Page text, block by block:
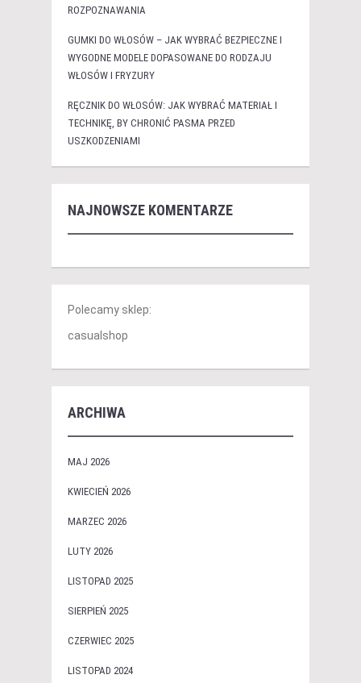
ROZPOZNAWANIA
GUMKI DO WŁOSÓW – JAK WYBRAĆ BEZPIECZNE I
WYGODNE MODELE DOPASOWANE DO RODZAJU
WŁOSÓW I FRYZURY
RĘCZNIK DO WŁOSÓW: JAK WYBRAĆ MATERIAŁ I
TECHNIKĘ, BY CHRONIĆ PASMA PRZED
USZKODZENIAMI
NAJNOWSZE KOMENTARZE
Polecamy sklep:
casualshop
ARCHIWA
MAJ 2026
KWIECIEŃ 2026
MARZEC 2026
LUTY 2026
LISTOPAD 2025
SIERPIEŃ 2025
CZERWIEC 2025
LISTOPAD 2024